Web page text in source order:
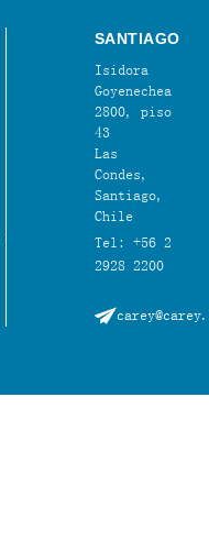
SANTIAGO
Isidora
Goyenechea
2800, piso
43
Las
Condes,
Santiago,
Chile
Tel: +56 2
2928 2200